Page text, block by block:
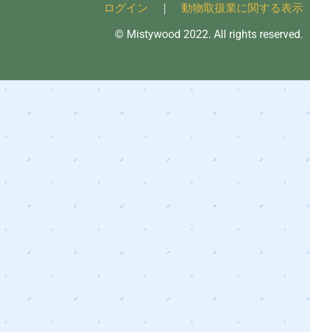
ログイン ｜ 動物取扱業に関する表示
© Mistywood 2022. All rights reserved.